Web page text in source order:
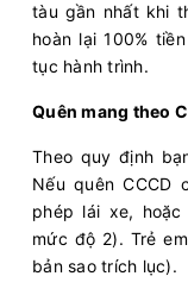
tàu gần nhất khi
hoàn lại 100%
tục hành trình.
Quên mang theo
Theo quy định
Nếu quên CCCD
phép lái xe,
mức độ 2). Trẻ
bản sao trích lục).